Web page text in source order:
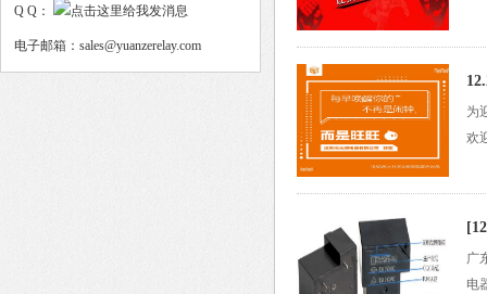
Q Q：
电子邮箱：sales@yuanzerelay.com
为
欢
广
电